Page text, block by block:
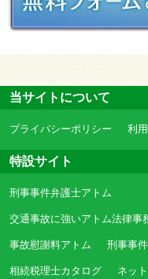
当サイトについて
プライバシーポリシー 利
特設サイト
刑事事件弁護士アトム
交通事故に強いアトム法律事
事故慰謝料アトム 刑事事
相続税理士カタログ ネッ